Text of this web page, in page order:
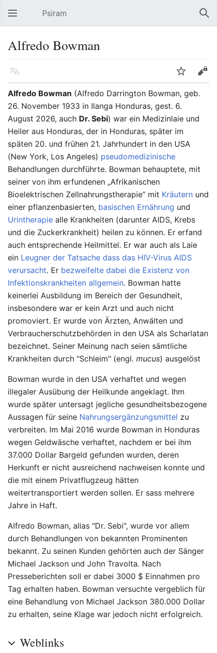
Hauptmenü öffnen Psiram
Alfredo Bowman
Sprache Beobachten
Bearbeiten
Alfredo Bowman (Alfredo Darrington Bowman, geb.
26. November 1933 in Ilanga Honduras, gest. 6.
August 2026, auch Dr. Sebi) war ein Medizinlaie und
Heiler aus Honduras, der in Honduras, später im
späten 20. und frühen 21. Jahrhundert in den USA
(New York, Los Angeles) pseudomedizinische
Behandlungen durchführte. Bowman behauptete, mit
seiner von ihm erfundenen „Afrikanischen
Bioelektrischen Zellnahrungstherapie“ mit Kräutern und
einer pflanzenbasierten, basischen Ernährung und
Urintherapie alle Krankheiten (darunter AIDS, Krebs
und die Zuckerkrankheit) heilen zu können. Er erfand
auch entsprechende Heilmittel. Er war auch als Laie
ein Leugner der Tatsache dass das HIV-Virus AIDS
verursacht. Er bezweifelte dabei die Existenz von
Infektionskrankheiten allgemein. Bowman hatte
keinerlei Ausbildung im Bereich der Gesundheit,
insbesondere war er kein Arzt und auch nicht
promoviert. Er wurde von Ärzten, Anwälten und
Verbraucherschutzbehörden in den USA als Scharlatan
bezeichnet. Seiner Meinung nach seien sämtliche
Krankheiten durch "Schleim" (engl. mucus) ausgelöst
Bowman wurde in den USA verhaftet und wegen
illegaler Ausübung der Heilkunde angeklagt. Ihm
wurde später untersagt jegliche gesundheitsbezogene
Aussagen für seine Nahrungsergänzungsmittel zu
verbreiten. Im Mai 2016 wurde Bowman in Honduras
wegen Geldwäsche verhaftet, nachdem er bei ihm
37.000 Dollar Bargeld gefunden wurden, deren
Herkunft er nicht ausreichend nachweisen konnte und
die mit einem Privatflugzeug hätten
weitertransportiert werden sollen. Er sass mehrere
Jahre in Haft.
Alfredo Bowman, alias "Dr. Sebi", wurde vor allem
durch Behandlungen von bekannten Prominenten
bekannt. Zu seinen Kunden gehörten auch der Sänger
Michael Jackson und John Travolta. Nach
Presseberichten soll er dabei 3000 $ Einnahmen pro
Tag erhalten haben. Bowman versuchte vergeblich für
eine Behandlung von Michael Jackson 380.000 Dollar
zu erhalten, seine Klage war jedoch nicht erfolgreich.
Weblinks